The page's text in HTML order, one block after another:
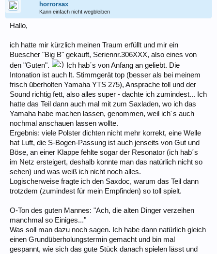
horrorsax
Kann einfach nicht wegbleiben
Hallo,
ich hatte mir kürzlich meinen Traum erfüllt und mir ein
Buescher "Big B" gekauft, Seriennr.306XXX, also eines von
den "Guten".
Ich hab´s von Anfang an geliebt. Die
Intonation ist auch lt. Stimmgerät top (besser als bei meinem
frisch überholten Yamaha YTS 275), Ansprache toll und der
Sound richtig fett, also alles super - dachte ich zumindest... Ich
hatte das Teil dann auch mal mit zum Saxladen, wo ich das
Yamaha habe machen lassen, genommen, weil ich´s auch
nochmal anschauen lassen wollte.
Ergebnis: viele Polster dichten nicht mehr korrekt, eine Welle
hat Luft, die S-Bogen-Passung ist auch jenseits von Gut und
Böse, an einer Klappe fehlte sogar der Resonator (ich hab´s
im Netz ersteigert, deshalb konnte man das natürlich nicht so
sehen) und was weiß ich nicht noch alles.
Logischerweise fragte ich den Saxdoc, warum das Teil dann
trotzdem (zumindest für mein Empfinden) so toll spielt.
O-Ton des guten Mannes: "Ach, die alten Dinger verzeihen
manchmal so Einiges..."
Was soll man dazu noch sagen. Ich habe dann natürlich gleich
einen Grundüberholungstermin gemacht und bin mal
gespannt, wie sich das gute Stück danach spielen lässt und